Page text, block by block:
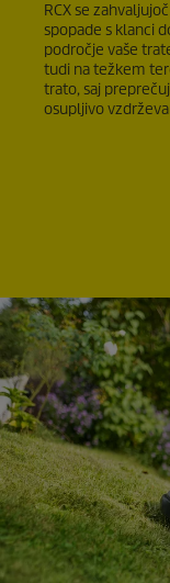
RCX se
spopade s klanci
področje vaše
tudi na težkem
trato, saj
osupljivo